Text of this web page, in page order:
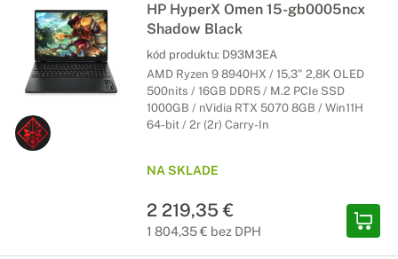
HP HyperX Omen 15-gb0005ncx
Shadow Black
kód produktu: D93M3EA
AMD Ryzen 9 8940HX / 15,3" 2,8K OLED
500nits / 16GB DDR5 / M.2 PCIe SSD
1000GB / nVidia RTX 5070 8GB / Win11H
64-bit / 2r (2r) Carry-In
NA SKLADE
2 219,35 €
1 804,35 € bez DPH